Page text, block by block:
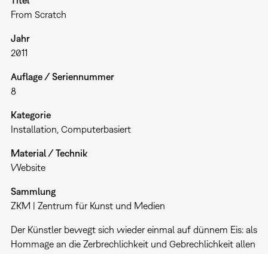
From Scratch
Jahr
2011
Auflage / Seriennummer
8
Kategorie
Installation Computerbasiert
Material / Technik
Website
Sammlung
ZKM | Zentrum für Kunst und Medien
Der Künstler bewegt sich wieder einmal auf dünnem Eis: als
Hommage an die Zerbrechlichkeit und Gebrechlichkeit allen